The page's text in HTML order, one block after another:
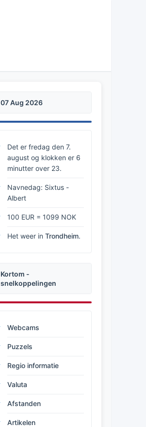
07 Aug 2026
Det er fredag den 7.
august og klokken er 6
minutter over 23.
Navnedag: Sixtus -
Albert
100 EUR = 1099 NOK
Het weer in Trondheim.
Kortom -
snelkoppelingen
Webcams
Puzzels
Regio informatie
Valuta
Afstanden
Artikelen